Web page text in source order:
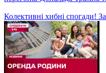
США, Ракетна атака по